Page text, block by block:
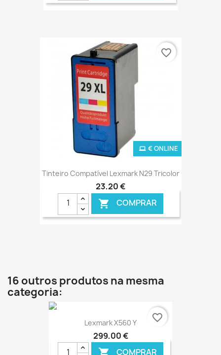
Tinteiro Compatível Lexmark N29 Tricolor
23,20 €
 COMPRAR
€ ONLINE
favorite_border
16 outros produtos na mesma
categoria:
Lexmark X560 Y
299,00 €
 COMPRAR
favorite_border